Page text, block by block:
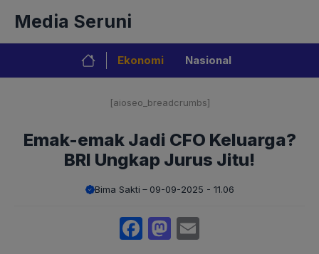
isi
Media Seruni
Ekonomi Nasional
[aioseo_breadcrumbs]
Emak-emak Jadi CFO Keluarga?
BRI Ungkap Jurus Jitu!
Bima Sakti 09-09-2025 - 11.06
Facebook
Mastodon